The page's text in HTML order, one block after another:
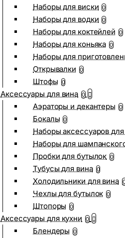
Наборы для виски 0
Наборы для водки 0
Наборы для коктейлей 0
Наборы для коньяка 0
Наборы для
Открывалки 0
Штофы 0
Аксессуары для вина 0
Аэраторы и декантеры 0
Бокалы 0
Наборы аксессуаров
Наборы для
Пробки для бутылок 0
Тубусы для вина 0
Холодильники для вина
Чехлы для бутылок 0
Штопоры 0
Аксессуары для кухни 0
Блендеры 0